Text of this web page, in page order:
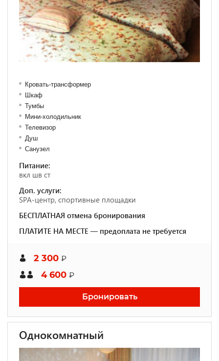
Кровать-трансформер
Шкаф
Тумбы
Мини-холодильник
Телевизор
Душ
Санузел
Питание:
вкл шв ст
Доп. услуги:
SPA-центр, спортивные площадки
БЕСПЛАТНАЯ отмена бронирования
ПЛАТИТЕ НА МЕСТЕ — предоплата не требуется
2 300 ₽
4 600 ₽
Бронировать
Однокомнатный